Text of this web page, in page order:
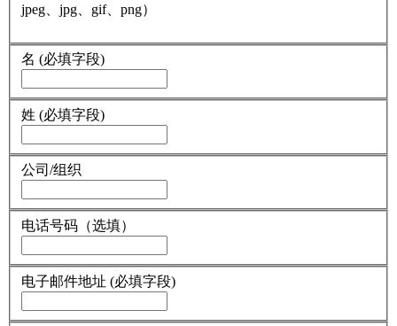
jpeg、jpg、gif、png）
名 (必填字段)
姓 (必填字段)
公司/组织
电话号码（选填）
电子邮件地址 (必填字段)